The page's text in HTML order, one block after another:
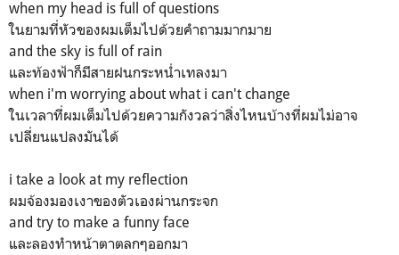
when my head is full of questions
ในยามที่หัวของผมเต็มไปด้วยคำถามมากมาย
and the sky is full of rain
และท้องฟ้าก็มีสายฝนกระหน่ำเทลงมา
when i'm worrying about what i can't change
ในเวลาที่ผมเต็มไปด้วยความกังวลว่าสิ่งไหนบ้างที่ผมไม่อาจ
เปลี่ยนแปลงมันได้
i take a look at my reflection
ผมจ้องมองเงาของตัวเองผ่านกระจก
and try to make a funny face
และลองทำหน้าตาตลกๆออกมา